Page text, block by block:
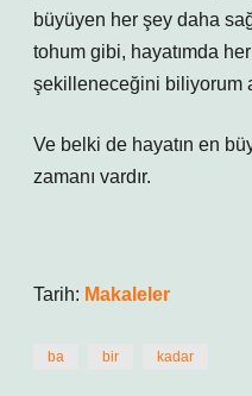
büyüyen her şey daha
tohum gibi, hayatımda
şekilleneceğini biliyorum
Ve belki de hayatın en
zamanı vardır.
Tarih: Makaleler
ba bir kadar